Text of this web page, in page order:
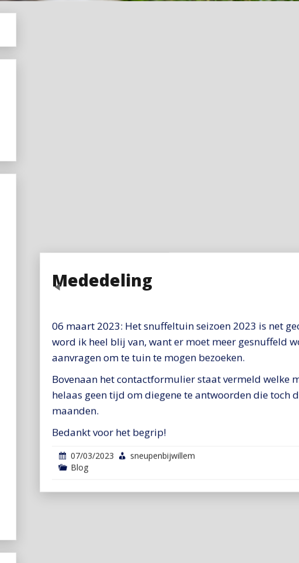
Mededeling
06 maart 2023: Het snuffeltuin seizoen 2023 is net
word ik heel blij van, want er moet meer gesnuffeld
aanvragen om te tuin te mogen bezoeken.
Bovenaan het contactformulier staat vermeld welke
helaas geen tijd om diegene te antwoorden die toch
maanden.
Bedankt voor het begrip!
07/03/2023
sneupenbijwillem
Blog
Previous